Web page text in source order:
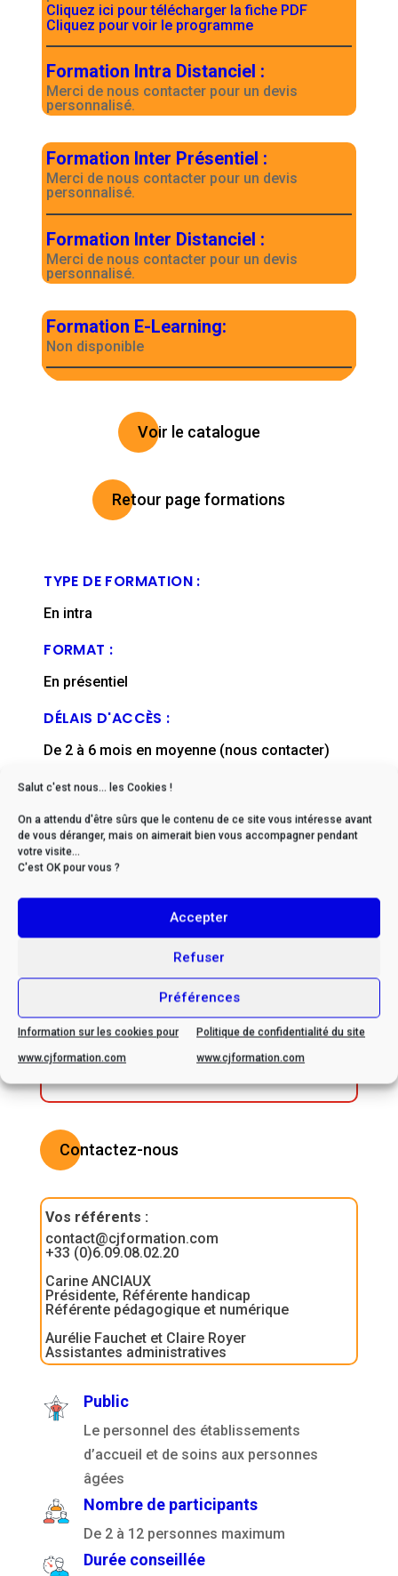
Salut c'est nous... les Cookies !
On a attendu d'être sûrs que le contenu de ce site vous intéresse avant
de vous déranger, mais on aimerait bien vous accompagner pendant
votre visite...
C'est OK pour vous ?
Accepter
Refuser
Préférences
Information sur les cookies pour
www.cjformation.com
Politique de confidentialité du site
www.cjformation.com
Cliquez ici pour télécharger la fiche PDF
Cliquez pour voir le programme
Formation Intra Distanciel :
Merci de nous contacter pour un devis
personnalisé.
Formation Inter Présentiel :
Merci de nous contacter pour un devis
personnalisé.
Formation Inter Distanciel :
Merci de nous contacter pour un devis
personnalisé.
Formation E-Learning:
Non disponible
Voir le catalogue
Retour page formations
TYPE DE FORMATION :
En intra
FORMAT :
En présentiel
DÉLAIS D'ACCÈS :
De 2 à 6 mois en moyenne (nous contacter)
FICHE MISE À JOUR EN :
mai, 2024
* Si vous êtes en situation
de handicap, veuillez nous
contacter afin d’envisager
ensemble les possibilités
d’adaptation
Contactez-nous
Vos référents :
contact@cjformation.com
+33 (0)6.09.08.02.20
Carine ANCIAUX
Présidente, Référente handicap
Référente pédagogique et numérique
Aurélie Fauchet et Claire Royer
Assistantes administratives
Public
Le personnel des établissements
d’accueil et de soins aux personnes
âgées
Nombre de participants
De 2 à 12 personnes maximum
Durée conseillée